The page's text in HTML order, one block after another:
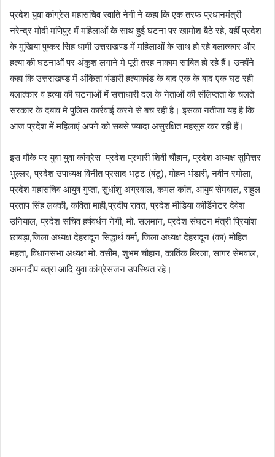
प्रदेश युवा कांग्रेस महासचिव स्वाति नेगी ने कहा कि एक तरफ प्रधानमंत्री
नरेन्द्र मोदी मणिपुर में महिलाओं के साथ हुई घटना पर खामोश बैठे रहे, वहीं प्रदेश
के मुखिया पुष्कर सिह धामी उत्तराखण्ड में महिलाओं के साथ हो रहे बलात्कार और
हत्या की घटनाओं पर अंकुश लगाने मे पूरी तरह नाकाम साबित हो रहे हैं। उन्होंने
कहा कि उत्तराखण्ड में अंकिता भंडारी हत्याकांड के बाद एक के बाद एक घट रही
बलात्कार व हत्या की घटनाओं में सत्ताधारी दल के नेताओं की संलिप्तता के चलते
सरकार के दबाव मे पुलिस कार्रवाई करने से बच रही है। इसका नतीजा यह है कि
आज प्रदेश में महिलाएं अपने को सबसे ज्यादा असुरक्षित महसूस कर रही हैं।
इस मौके पर युवा युवा कांग्रेस प्रदेश प्रभारी शिवी चौहान, प्रदेश अध्यक्ष सुमित्तर
भुल्लर, प्रदेश उपाध्यक्ष विनीत प्रसाद भट्ट (बंटू), मोहन भंडारी, नवीन रमोला,
प्रदेश महासचिव आयुष गुप्ता, सुधांशु अग्रवाल, कमल कांत, आयुष सेमवाल, राहुल
प्रताप सिंह लक्की, कविता माही,प्रदीप रावत, प्रदेश मीडिया कॉर्डिनेटर देवेश
उनियाल, प्रदेश सचिव हर्षवर्धन नेगी, मो. सलमान, प्रदेश संघटन मंत्री प्रियांश
छाबड़ा,जिला अध्यक्ष देहरादून सिद्धार्थ वर्मा, जिला अध्यक्ष देहरादून (का) मोहित
महता, विधानसभा अध्यक्ष मो. वसीम, शुभम चौहान, कार्तिक बिरला, सागर सेमवाल,
अमनदीप बत्रा आदि युवा कांग्रेसजन उपस्थित रहे।